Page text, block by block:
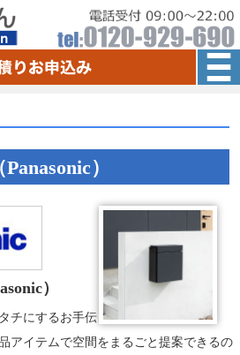
）
）
チにするお手伝
アイテムで空間をまるごと提案できるの